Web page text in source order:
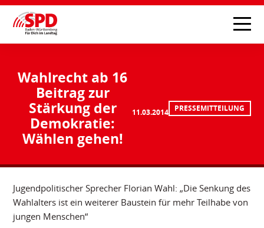
Wahlrecht ab 16
Beitrag zur
Stärkung der
Demokratie:
Wählen gehen!
11.03.2014 PRESSEMITTEILUNG
Jugendpolitischer Sprecher Florian Wahl: „Die Senkung des
Wahlalters ist ein weiterer Baustein für mehr Teilhabe von
jungen Menschen“